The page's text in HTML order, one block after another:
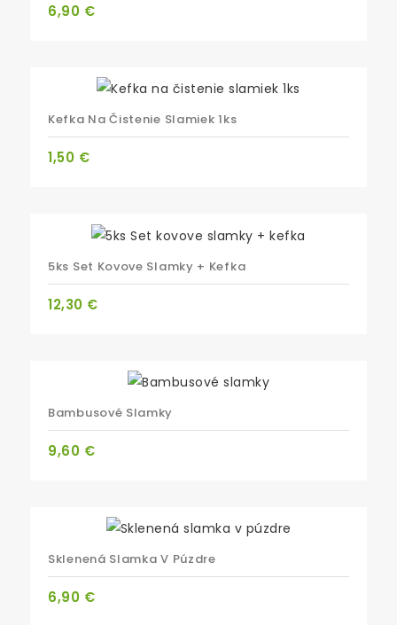
Cena
6,90 €
Kefka Na Čistenie Slamiek 1ks
Cena
1,50 €
5ks Set Kovove Slamky + Kefka
Cena
12,30 €
Bambusové Slamky
Cena
9,60 €
Sklenená Slamka V Púzdre
Cena
6,90 €